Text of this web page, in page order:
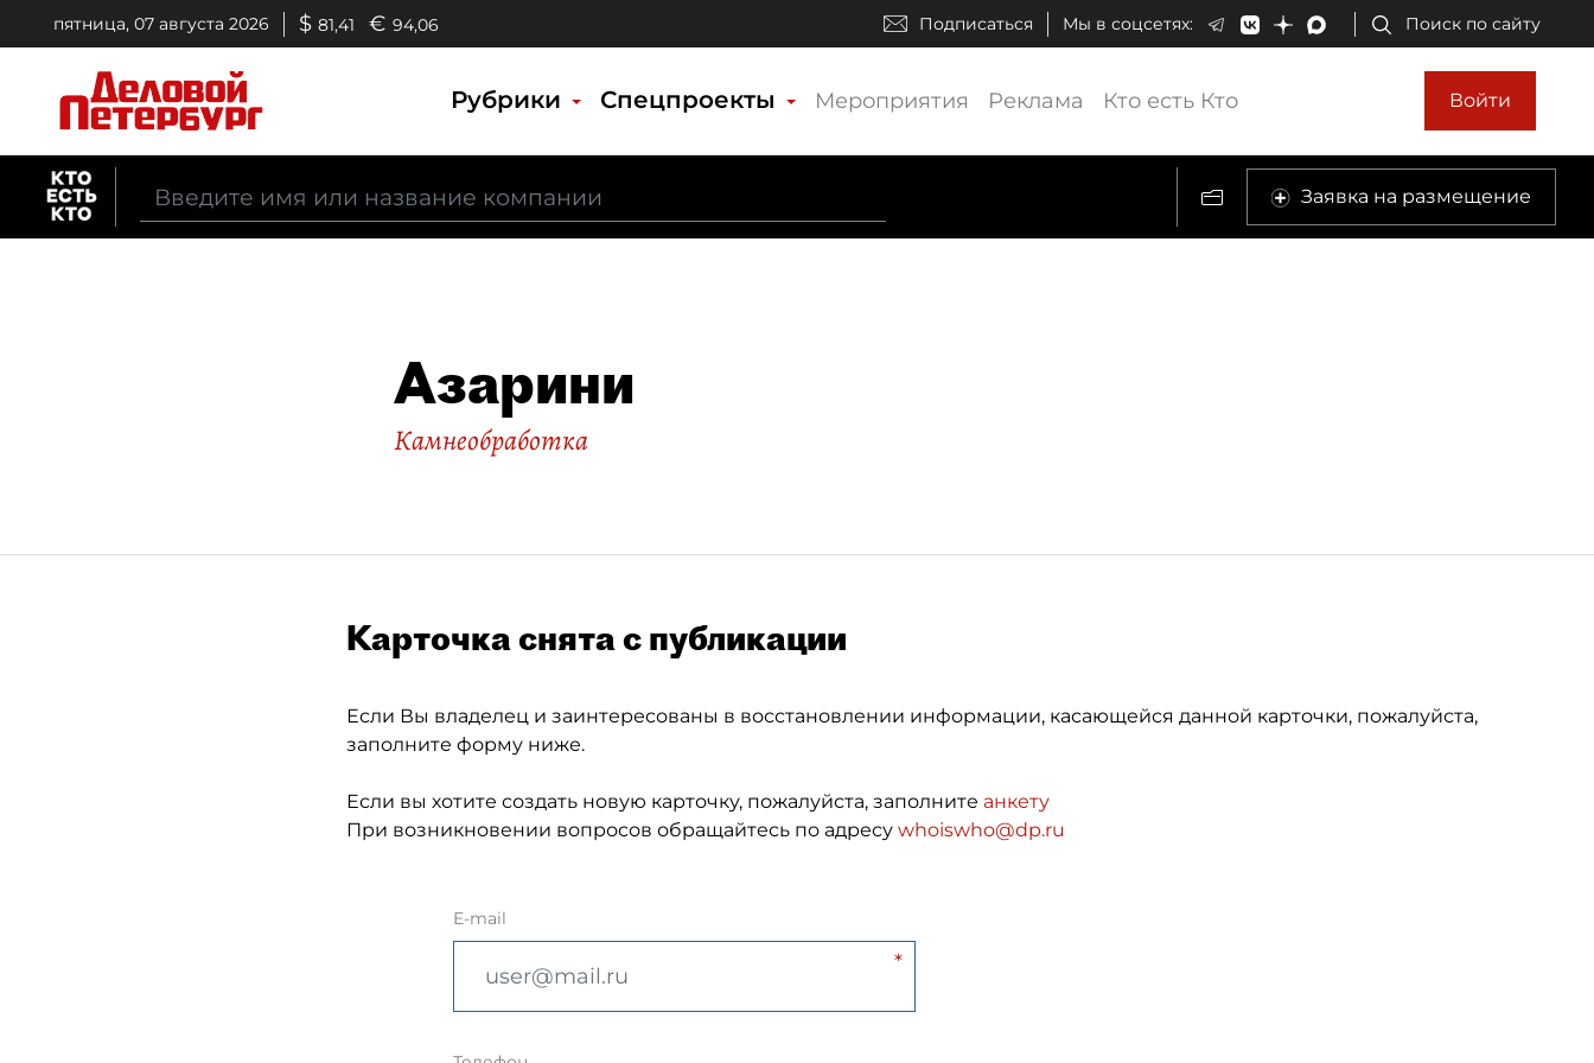
пятница, 07 августа 2026 $ 81,41 € 94,06 Подписаться Мы в соцсетях: Поиск по сайту
Рубрики Спецпроекты Мероприятия Реклама Кто есть Кто Войти
Заявка на размещение
Азарини
Камнеобработка
Карточка снята с публикации
Если Вы владелец и заинтересованы в восстановлении информации, касающейся данной карточки, пожалуйста,
заполните форму ниже.
Если вы хотите создать новую карточку, пожалуйста, заполните анкету
При возникновении вопросов обращайтесь по адресу whoiswho@dp.ru
E-mail